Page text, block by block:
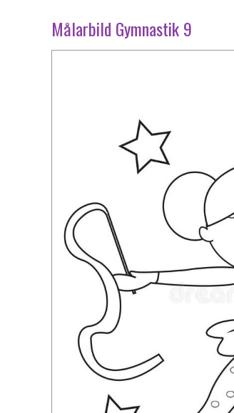
Målarbild Gymnastik 9